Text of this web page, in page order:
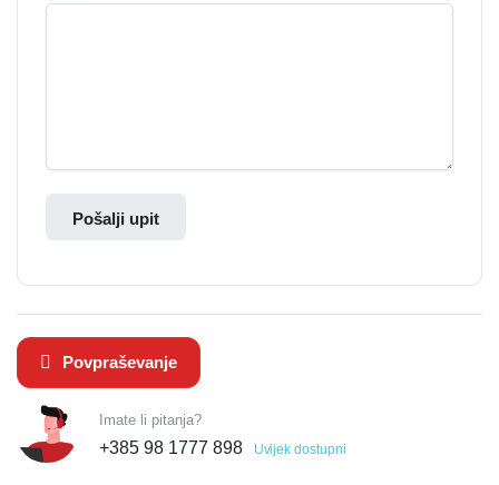
Pošalji upit
Povpraševanje
Imate li pitanja?
+385 98 1777 898 Uvijek dostupni